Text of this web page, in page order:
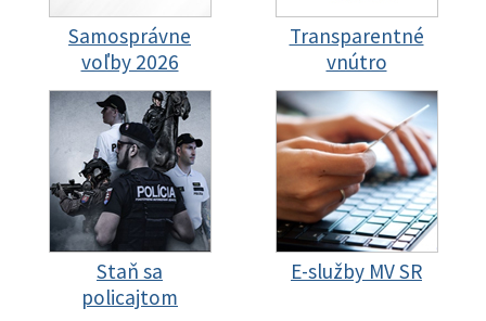
Samosprávne
voľby 2026
Transparentné
vnútro
Staň sa
policajtom
E-služby MV SR